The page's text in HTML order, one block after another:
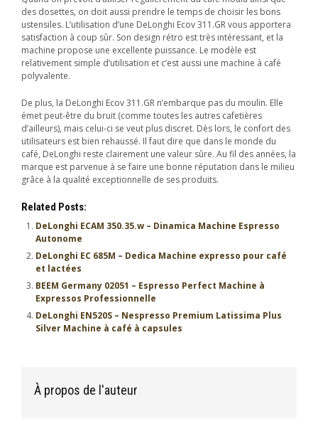
des dosettes, on doit aussi prendre le temps de choisir les bons
ustensiles. L’utilisation d’une DeLonghi Ecov 311.GR vous apportera
satisfaction à coup sûr. Son design rétro est très intéressant, et la
machine propose une excellente puissance. Le modèle est
relativement simple d’utilisation et c’est aussi une machine à café
polyvalente.
De plus, la DeLonghi Ecov 311.GR n’embarque pas du moulin. Elle
émet peut-être du bruit (comme toutes les autres cafetières
d’ailleurs), mais celui-ci se veut plus discret. Dès lors, le confort des
utilisateurs est bien rehaussé. Il faut dire que dans le monde du
café, DeLonghi reste clairement une valeur sûre. Au fil des années, la
marque est parvenue à se faire une bonne réputation dans le milieu
grâce à la qualité exceptionnelle de ses produits.
Related Posts:
DeLonghi ECAM 350.35.w – Dinamica Machine Espresso
Autonome
DeLonghi EC 685M – Dedica Machine expresso pour café
et lactées
BEEM Germany 02051 – Espresso Perfect Machine à
Expressos Professionnelle
DeLonghi EN520S – Nespresso Premium Latissima Plus
Silver Machine à café à capsules
À propos de l'auteur